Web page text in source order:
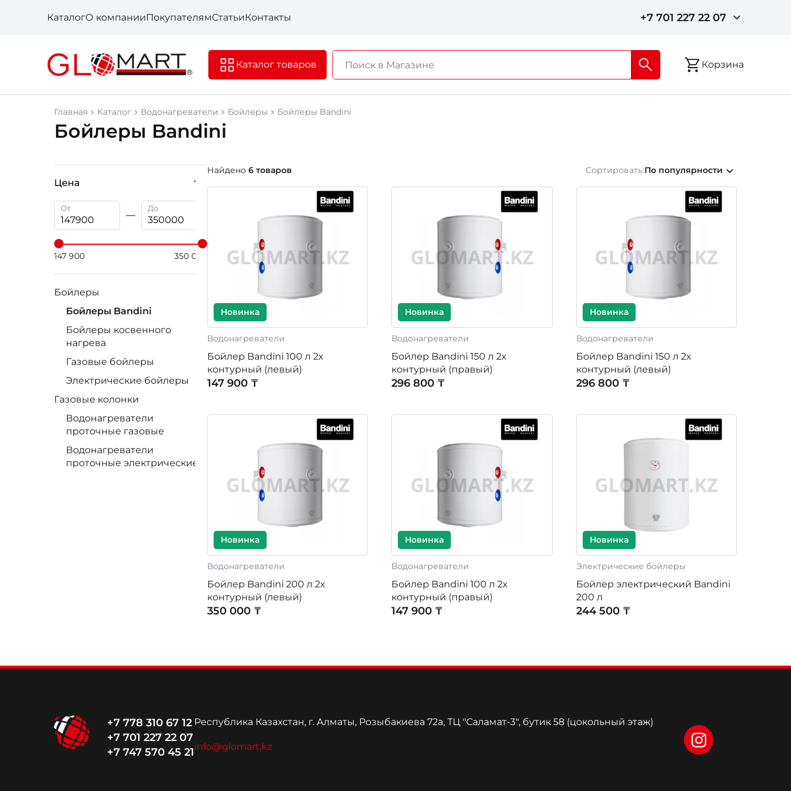
КаталогО компанииПокупателямСтатьиКонтакты +7 701 227 22 07
Каталог товаров Корзина
Главная Каталог Водонагреватели Бойлеры Бойлеры Bandini
Бойлеры Bandini
Цена
От До
147 900 350 000
Бойлеры
Бойлеры Bandini
Бойлеры косвенного
нагрева
Газовые бойлеры
Электрические бойлеры
Газовые колонки
Водонагреватели
проточные газовые
Водонагреватели
проточные электрические
Найдено 6 товаров Сортировать:По популярности
Новинка
Водонагреватели
Бойлер Bandini 100 л 2х
контурный (левый)
147 900 ₸
Новинка
Водонагреватели
Бойлер Bandini 150 л 2х
контурный (правый)
296 800 ₸
Новинка
Водонагреватели
Бойлер Bandini 150 л 2х
контурный (левый)
296 800 ₸
Новинка
Водонагреватели
Бойлер Bandini 200 л 2х
контурный (левый)
350 000 ₸
Новинка
Водонагреватели
Бойлер Bandini 100 л 2х
контурный (правый)
147 900 ₸
Новинка
Электрические бойлеры
Бойлер электрический Bandini
200 л
244 500 ₸
+7 778 310 67 12
+7 701 227 22 07
+7 747 570 45 21
Республика Казахстан, г. Алматы, Розыбакиева 72а, ТЦ "Саламат-3", бутик 58 (цокольный этаж)
info@glomart.kz